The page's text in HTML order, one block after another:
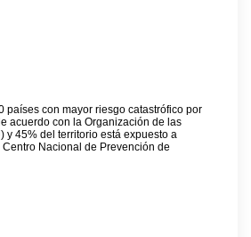
países con mayor riesgo catastrófico por
acuerdo con la Organización de las
y 45% del territorio está expuesto a
Nacional de Prevención de